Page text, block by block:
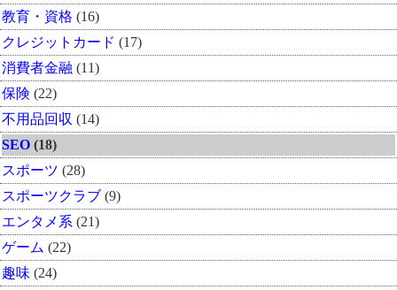
教育・資格 (16)
クレジットカード (17)
消費者金融 (11)
保険 (22)
不用品回収 (14)
SEO (18)
スポーツ (28)
スポーツクラブ (9)
エンタメ系 (21)
ゲーム (22)
趣味 (24)